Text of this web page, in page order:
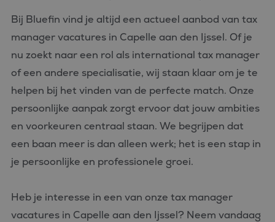
Bij Bluefin vind je altijd een actueel aanbod van tax
manager vacatures in Capelle aan den Ijssel. Of je
nu zoekt naar een rol als international tax manager
of een andere specialisatie, wij staan klaar om je te
helpen bij het vinden van de perfecte match. Onze
persoonlijke aanpak zorgt ervoor dat jouw ambities
en voorkeuren centraal staan. We begrijpen dat
een baan meer is dan alleen werk; het is een stap in
je persoonlijke en professionele groei.
Heb je interesse in een van onze tax manager
vacatures in Capelle aan den Ijssel? Neem vandaag